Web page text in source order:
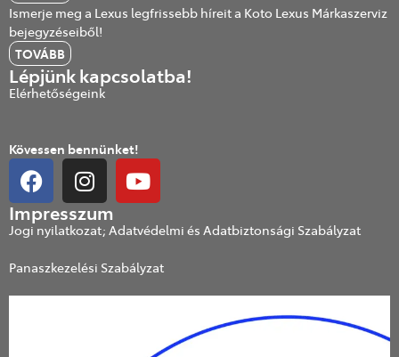
Ismerje meg a Lexus legfrissebb híreit a Koto Lexus Márkaszerviz
bejegyzéseiből!
TOVÁBB
Lépjünk kapcsolatba!
Elérhetőségeink
Kövessen bennünket!
Impresszum
Jogi nyilatkozat; Adatvédelmi és Adatbiztonsági Szabályzat
Panaszkezelési Szabályzat